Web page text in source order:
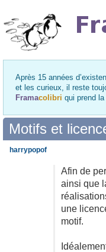
Après 15 années
et les curieux, il reste
Framacolibri qui prend
Motifs et
Afin de
ainsi que
une
motif.
harrypopof